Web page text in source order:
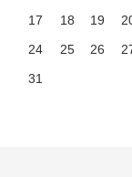
17 18 19
24 25 26
31